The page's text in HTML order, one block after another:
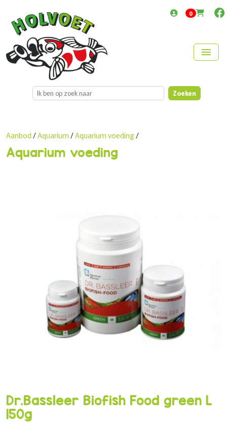
0items in cart
menu
Zoeken
Aquarium voeding
Aanbod /Aquarium /Aquarium voeding /
Dr.Bassleer Biofish Food green L
150g